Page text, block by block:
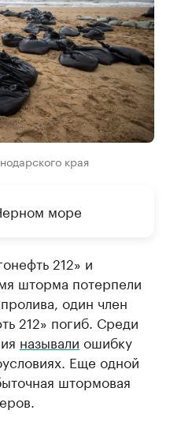
края
море
212» и
шторма потерпели
один член
212» погиб. Среди
называли ошибку
Еще одной
штормовая